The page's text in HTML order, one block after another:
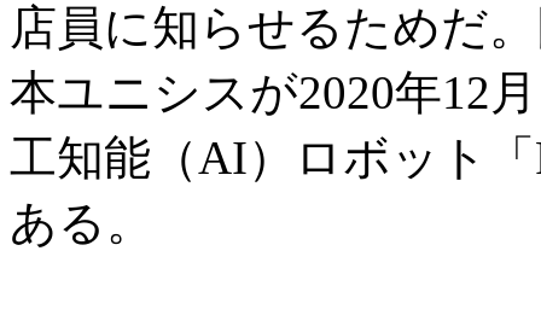
店員に知らせるためだ
本ユニシスが2020年12
工知能（AI）ロボット
ある。